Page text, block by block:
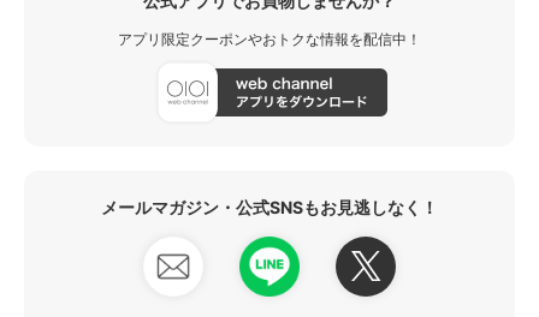
アプリ限定クーポンやおトクな情報を配信中！
メールマガジン・公式SNSもお見逃しなく！